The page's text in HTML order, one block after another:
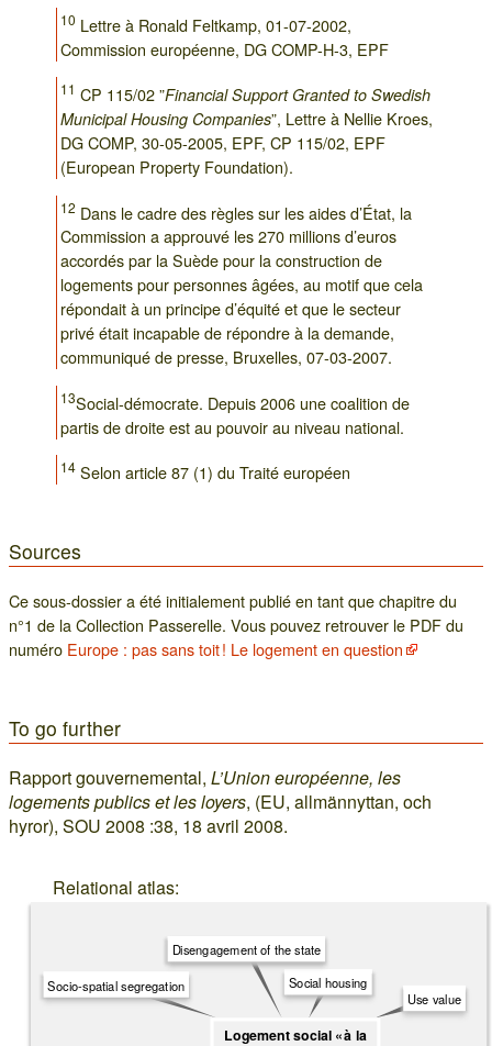
10 Lettre à Ronald Feltkamp, 01-07-2002,
Commission européenne, DG COMP-H-3, EPF
11 CP 115/02 ”Financial Support Granted to Swedish
Municipal Housing Companies”, Lettre à Nellie Kroes,
DG COMP, 30-05-2005, EPF, CP 115/02, EPF
(European Property Foundation).
12 Dans le cadre des règles sur les aides d’État, la
Commission a approuvé les 270 millions d’euros
accordés par la Suède pour la construction de
logements pour personnes âgées, au motif que cela
répondait à un principe d’équité et que le secteur
privé était incapable de répondre à la demande,
communiqué de presse, Bruxelles, 07-03-2007.
13Social-démocrate. Depuis 2006 une coalition de
partis de droite est au pouvoir au niveau national.
14 Selon article 87 (1) du Traité européen
Sources
Ce sous-dossier a été initialement publié en tant que chapitre du
n°1 de la Collection Passerelle. Vous pouvez retrouver le PDF du
numéro Europe : pas sans toit ! Le logement en question
To go further
Rapport gouvernemental, L’Union européenne, les
logements publics et les loyers, (EU, allmännyttan, och
hyror), SOU 2008 :38, 18 avril 2008.
Relational atlas:
Logement social « à la
Use value
Social housing
Disengagement of the state
Socio-spatial segregation